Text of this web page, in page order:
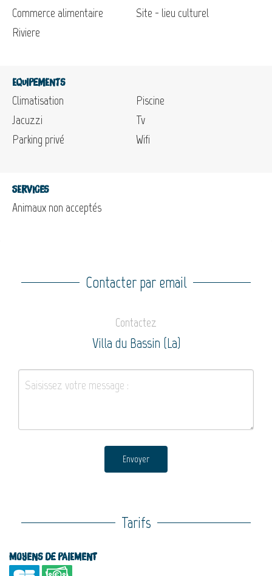
Commerce alimentaire
Riviere
Site - lieu culturel
Equipements
Climatisation
Jacuzzi
Parking privé
Piscine
Tv
Wifi
Services
Animaux non acceptés
Contacter par email
Contactez
Villa du Bassin (La)
Envoyer
Tarifs
Moyens de paiement